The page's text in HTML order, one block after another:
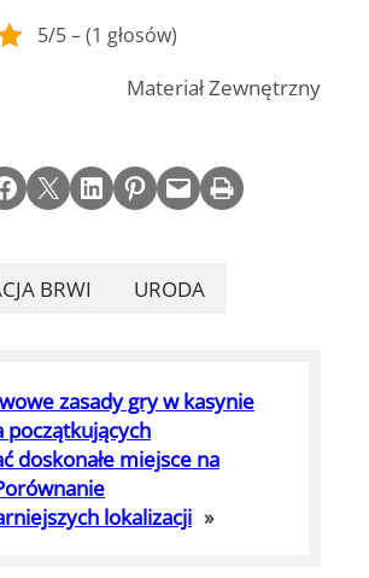
5/5 – (1 głosów)
Materiał Zewnętrzny
Email this Page Share on LinkedIn Share on Pinterest Email this Page Print this Page
BRWI URODA
zasady gry w kasynie
początkujących
doskonałe miejsce na
lokalizacji »